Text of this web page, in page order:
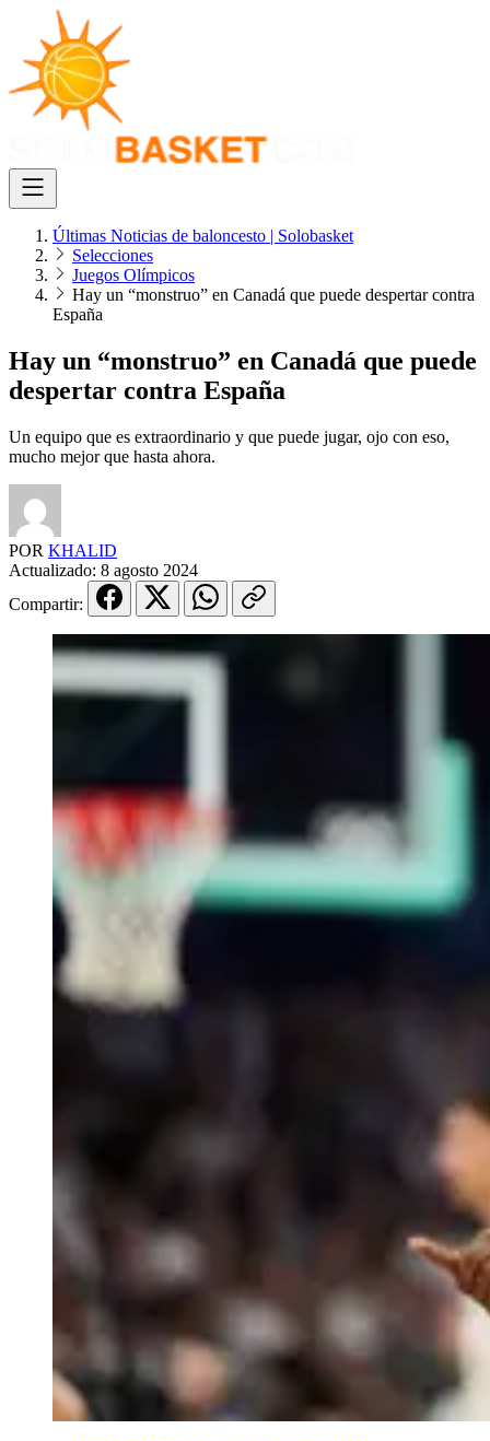
Últimas Noticias de baloncesto | Solobasket
Selecciones
Juegos Olímpicos
Hay un “monstruo” en Canadá que puede despertar contra
España
Hay un “monstruo” en Canadá que puede
despertar contra España
Un equipo que es extraordinario y que puede jugar, ojo con eso,
mucho mejor que hasta ahora.
POR KHALID
Actualizado: 8 agosto 2024
Compartir: